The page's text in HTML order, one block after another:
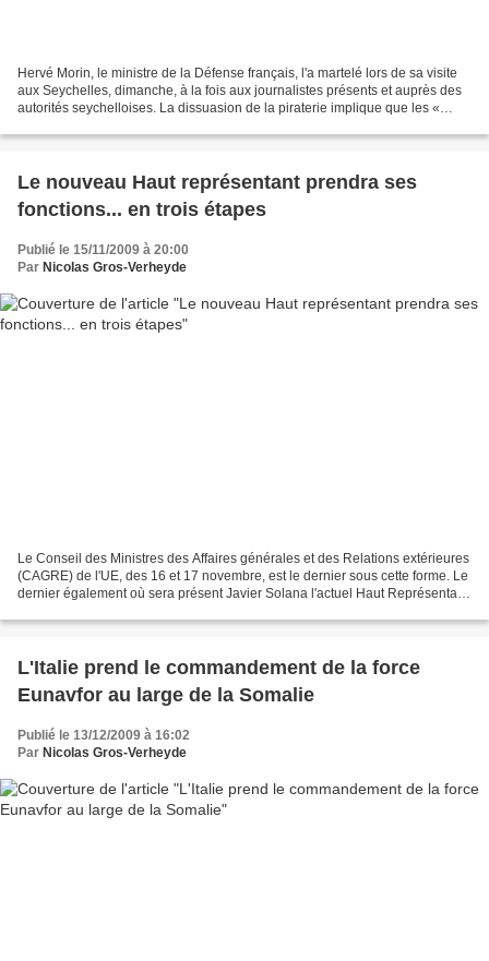
Hervé Morin, le ministre de la Défense français, l'a martelé lors de sa visite
aux Seychelles, dimanche, à la fois aux journalistes présents et auprès des
autorités seychelloises. La dissuasion de la piraterie implique que les «
Le nouveau Haut représentant prendra ses
fonctions... en trois étapes
Publié le 15/11/2009 à 20:00
Par Nicolas Gros-Verheyde
Le Conseil des Ministres des Affaires générales et des Relations extérieures
(CAGRE) de l'UE, des 16 et 17 novembre, est le dernier sous cette forme. Le
dernier également où sera présent Javier Solana l'actuel Haut Représentant
L'Italie prend le commandement de la force
Eunavfor au large de la Somalie
Publié le 13/12/2009 à 16:02
Par Nicolas Gros-Verheyde